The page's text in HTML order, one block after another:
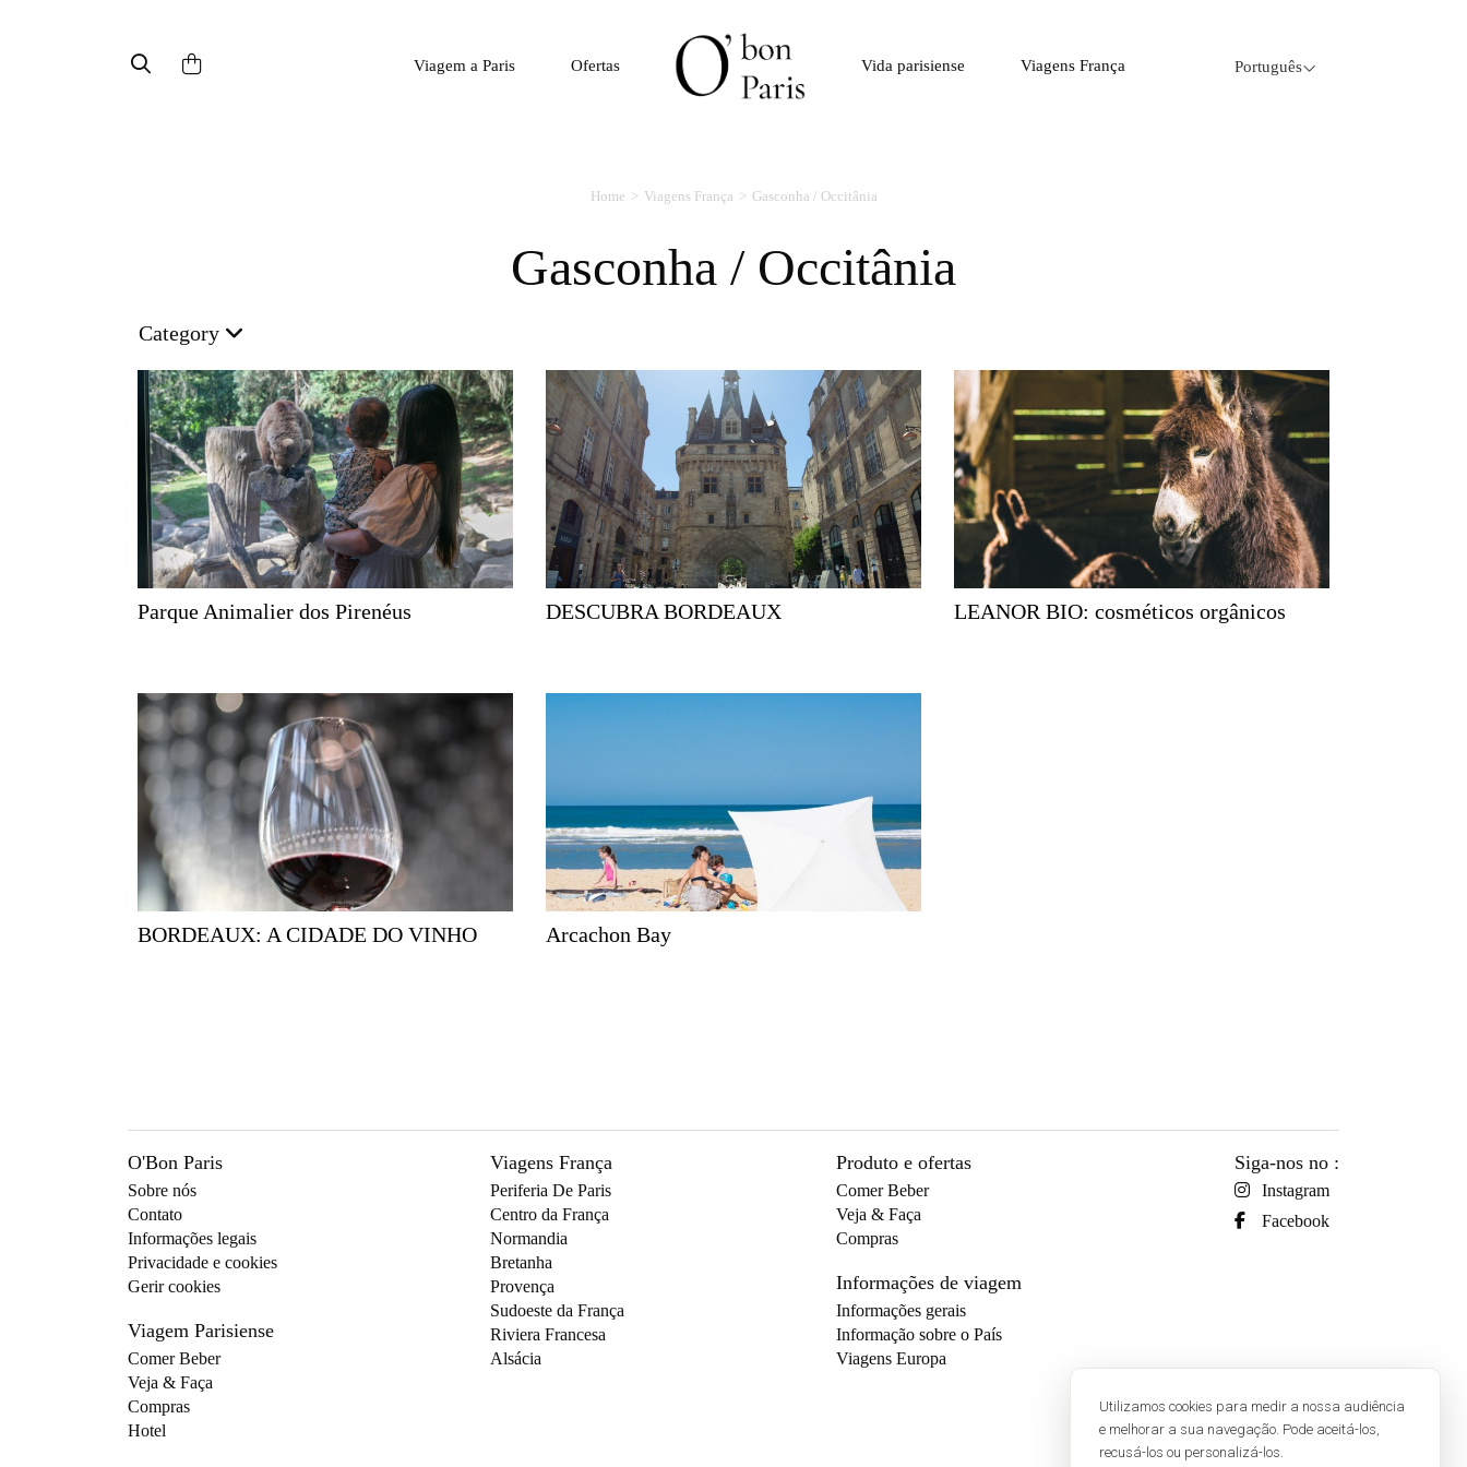
Utilizamos cookies para medir a nossa audiência
e melhorar a sua navegação. Pode aceitá-los,
recusá-los ou personalizá-los.
Viagem a Paris Ofertas Vida parisiense Viagens França Português
Home Viagens França Gasconha / Occitânia
Gasconha / Occitânia
Category
Parque Animalier dos Pirenéus DESCUBRA BORDEAUX LEANOR BIO: cosméticos orgânicos
BORDEAUX: A CIDADE DO VINHO Arcachon Bay
O'Bon Paris
Sobre nós
Contato
Informações legais
Privacidade e cookies
Gerir cookies
Viagem Parisiense
Comer Beber
Veja & Faça
Compras
Hotel
Viagens França
Periferia De Paris
Centro da França
Normandia
Bretanha
Provença
Sudoeste da França
Riviera Francesa
Alsácia
Produto e ofertas
Comer Beber
Veja & Faça
Compras
Informações de viagem
Informações gerais
Informação sobre o País
Viagens Europa
Siga-nos no :
Instagram
Facebook